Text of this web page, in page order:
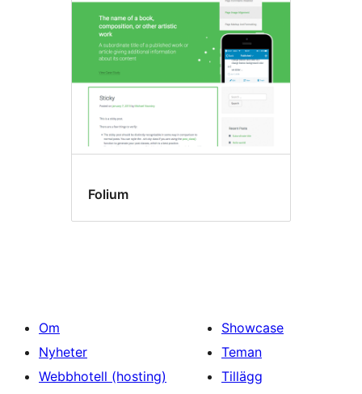
Folium
Om
Nyheter
Webbhotell (hosting)
Showcase
Teman
Tillägg